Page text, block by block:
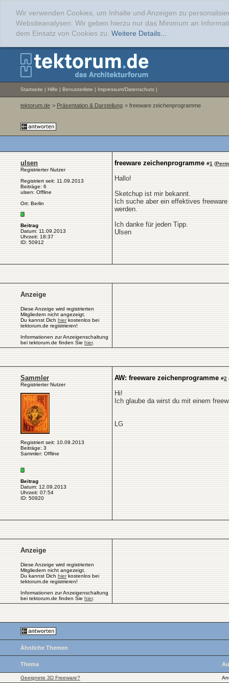
Wir verwenden Cookies, um Inhalte und Anzeigen zu
Websiteanalysen. Wir geben hierzu nur das Minimum an
dem Einsatz von Cookies zu. Weitere Details...
Startseite | Hilfe | Benutzerliste | Impressum/Datenschutz |
tektorum.de > Präsentation & Darstellung > freeware zeichenprogramme
ulsen
Registrierter Nutzer
Registriert seit: 11.09.2013
Beiträge: 6
ulsen: Offline
Ort: Berlin
Beitrag
Datum: 11.09.2013
Uhrzeit: 18:37
ID: 50912
freeware zeichenprogramme #1 (
Hallo!
Sketchup ist mir bekannt.
Ich suche aber ein effektives
werden.
Ich danke für jeden Tipp.
Ulsen
Anzeige
Diese Anzeige wird registrierten
Mitgliedern nicht angezeigt.
Du kannst Dich hierkostenlos bei
tektorum.de registrieren!
Informationen zur Anzeigenschaltung
bei tektorum.de finden Sie hier.
Sammler
Registrierter Nutzer
Registriert seit: 10.09.2013
Beiträge: 3
Sammler: Offline
Beitrag
Datum: 12.09.2013
Uhrzeit: 07:54
ID: 50920
AW: freeware zeichenprogramme #2
Hi!
Ich glaube da wirst du mit einem
LG
Anzeige
Diese Anzeige wird registrierten
Mitgliedern nicht angezeigt.
Du kannst Dich hierkostenlos bei
tektorum.de registrieren!
Informationen zur Anzeigenschaltung
bei tektorum.de finden Sie hier.
Ähnliche Themen
Thema
Geeignete 3D Freeware?